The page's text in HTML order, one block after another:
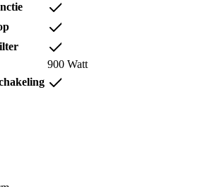
900 Watt